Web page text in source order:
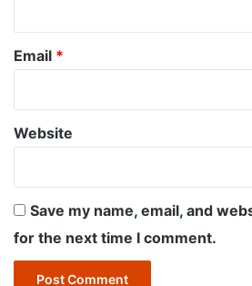
Email *
Website
Save my name, email, and
for the next time I comment.